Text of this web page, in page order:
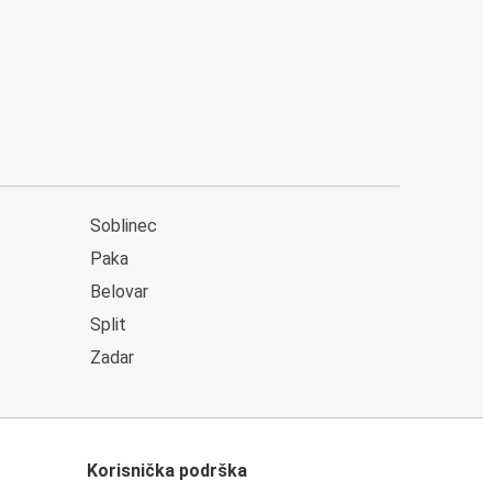
Soblinec
Paka
Belovar
Split
Zadar
Korisnička podrška